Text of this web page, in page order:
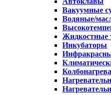
Вакуумные
Водяные/
Жидкостные
Инкубаторы